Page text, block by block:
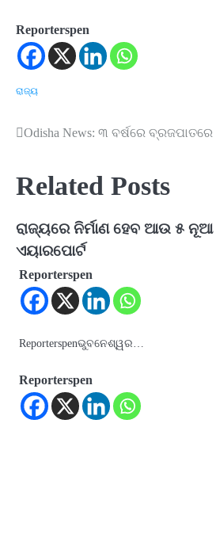
Reporterspen
ରାଜ୍ୟ
Post
Odisha News: ୩ ବର୍ଷରେ
Related Posts
ରାଜ୍ୟରେ ନିର୍ମାଣ ହେବ ଆଉ ୫ ନୂଆ
ଏୟାରପୋର୍ଟ
Reporterspen
Reporterspenଭୁବନେଶ୍ୱର…
Reporterspen